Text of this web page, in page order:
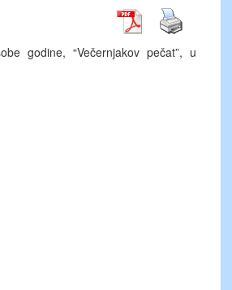
godine, “Večernjakov pečat”, u